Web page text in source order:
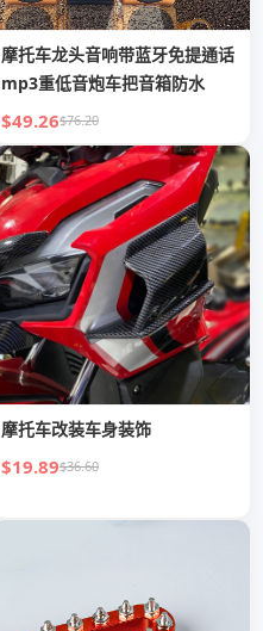
摩托车龙头音响带蓝牙免提通话
mp3重低音炮车把音箱防水
$49.26$76.20
摩托车改装车身装饰
$19.89$36.60